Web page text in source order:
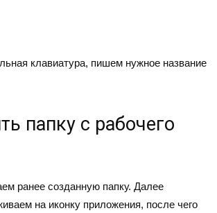
клавиатура, пишем нужное название
папку с рабочего
ранее созданную папку. Далее
на иконку приложения, после чего